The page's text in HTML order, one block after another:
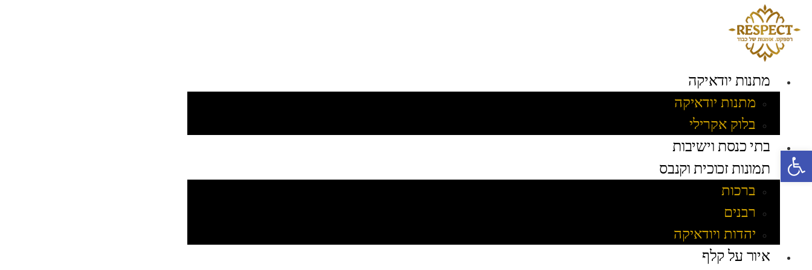
מתנות יודאיקה
מתנות יודאיקה
בלוק אקרילי
בתי כנסת וישיבות
תמונות זכוכית וקנבס
ברכות
רבנים
יהדות ויודאיקה
איור על קלף
פתח סרגל נגישות